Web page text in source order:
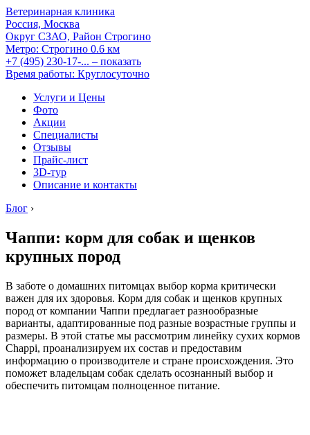
Ветеринарная клиника
Россия, Москва
Округ СЗАО, Район Строгино
Метро: Строгино 0.6 км
+7 (495) 230-17-... – показать
Время работы: Круглосуточно
Услуги и Цены
Фото
Акции
Специалисты
Отзывы
Прайс-лист
3D-тур
Описание и контакты
Блог ›
Чаппи: корм для собак и щенков
крупных пород
В заботе о домашних питомцах выбор корма критически
важен для их здоровья. Корм для собак и щенков крупных
пород от компании Чаппи предлагает разнообразные
варианты, адаптированные под разные возрастные группы и
размеры. В этой статье мы рассмотрим линейку сухих кормов
Chappi, проанализируем их состав и предоставим
информацию о производителе и стране происхождения. Это
поможет владельцам собак сделать осознанный выбор и
обеспечить питомцам полноценное питание.